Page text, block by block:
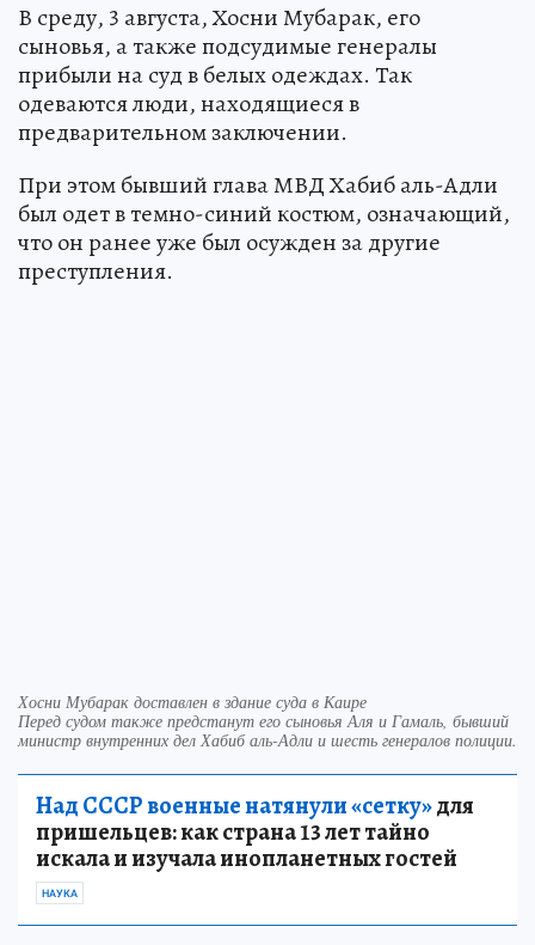
В среду, 3 августа, Хосни Мубарак, его
сыновья, а также подсудимые генералы
прибыли на суд в белых одеждах. Так
одеваются люди, находящиеся в
предварительном заключении.
При этом бывший глава МВД Хабиб аль-Адли
был одет в темно-синий костюм, означающий,
что он ранее уже был осужден за другие
преступления.
Хосни Мубарак доставлен в здание суда в Каире
Перед судом также предстанут его сыновья Аля и Гамаль, бывший
министр внутренних дел Хабиб аль-Адли и шесть генералов полиции.
Над СССР военные натянули «сетку»для
пришельцев: как страна 13 лет тайно
искала и изучала инопланетных гостей
НАУКА